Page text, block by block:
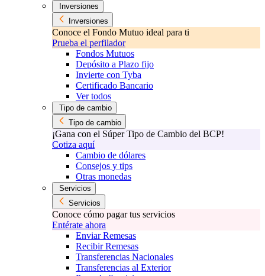
Inversiones
Inversiones
Conoce el Fondo Mutuo ideal para ti
Prueba el perfilador
Fondos Mutuos
Depósito a Plazo fijo
Invierte con Tyba
Certificado Bancario
Ver todos
Tipo de cambio
Tipo de cambio
¡Gana con el Súper Tipo de Cambio del BCP!
Cotiza aquí
Cambio de dólares
Consejos y tips
Otras monedas
Servicios
Servicios
Conoce cómo pagar tus servicios
Entérate ahora
Enviar Remesas
Recibir Remesas
Transferencias Nacionales
Transferencias al Exterior